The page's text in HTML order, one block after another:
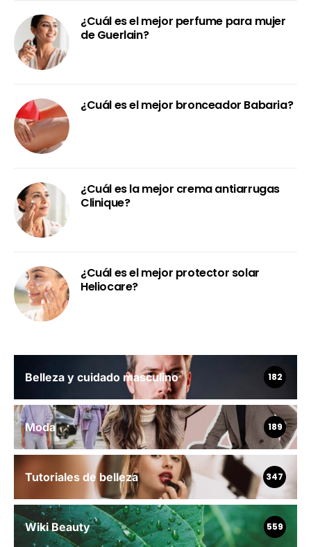
¿Cuál es el mejor perfume para mujer
de Guerlain?
¿Cuál es el mejor bronceador Babaria?
¿Cuál es la mejor crema antiarrugas
Clinique?
¿Cuál es el mejor protector solar
Heliocare?
Belleza y cuidado masculino 182
Moda 189
Tutoriales de belleza 347
Wiki Beauty 559